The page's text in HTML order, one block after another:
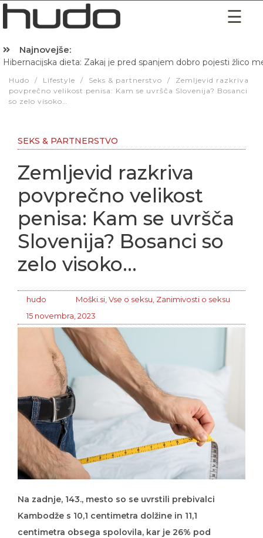
Najnovejše:
Hibernacijska dieta: Zakaj je pred spanjem dobro pojesti žlico
Hudo / Lifestyle / Seks & partnerstvo /
Zemljevid razkriva
povprečno velikost penisa: Kam se uvršča Slovenija? Bosanci
so zelo visoko…
SEKS & PARTNERSTVO
Zemljevid razkriva
povprečno velikost
penisa: Kam se uvršča
Slovenija? Bosanci so
zelo visoko…
hudo Moški.si Vse o seksu Zanimivosti o seksu
15 novembra, 2023
Na zadnje, 143., mesto so se uvrstili prebivalci
Kambodže s 10,1 centimetra dolžine in 11,1
centimetra obsega spolovila, kar je 26% pod